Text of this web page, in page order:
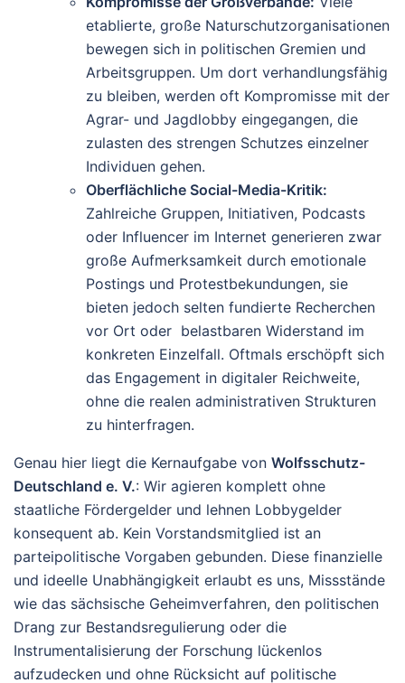
etablierte, große Naturschutzorganisationen
bewegen sich in politischen Gremien und
Arbeitsgruppen. Um dort verhandlungsfähig
zu bleiben, werden oft Kompromisse mit der
Agrar- und Jagdlobby eingegangen, die
zulasten des strengen Schutzes einzelner
Individuen gehen.
Oberflächliche Social-Media-Kritik:
Zahlreiche Gruppen, Initiativen, Podcasts
oder Influencer im Internet generieren zwar
große Aufmerksamkeit durch emotionale
Postings und Protestbekundungen, sie
bieten jedoch selten fundierte Recherchen
vor Ort oder belastbaren Widerstand im
konkreten Einzelfall. Oftmals erschöpft sich
das Engagement in digitaler Reichweite,
ohne die realen administrativen Strukturen
zu hinterfragen.
Genau hier liegt die Kernaufgabe von Wolfsschutz-
Deutschland e. V.: Wir agieren komplett ohne
staatliche Fördergelder und lehnen Lobbygelder
konsequent ab. Kein Vorstandsmitglied ist an
parteipolitische Vorgaben gebunden. Diese finanzielle
und ideelle Unabhängigkeit erlaubt es uns, Missstände
wie das sächsische Geheimverfahren, den politischen
Drang zur Bestandsregulierung oder die
Instrumentalisierung der Forschung lückenlos
aufzudecken und ohne Rücksicht auf politische